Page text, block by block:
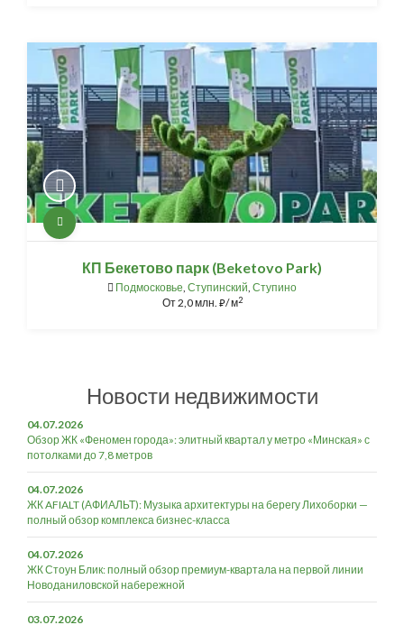
КП Бекетово парк (Beketovo Park)
Подмосковье, Ступинский, Ступино
От2,0 млн. ⃏/ м2
Новости недвижимости
04.07.2026
Обзор ЖК «Феномен города»: элитный квартал у метро «Минская» с
потолками до 7,8 метров
04.07.2026
ЖК AFIALT (АФИАЛЬТ): Музыка архитектуры на берегу Лихоборки —
полный обзор комплекса бизнес-класса
04.07.2026
ЖК Стоун Блик: полный обзор премиум-квартала на первой линии
Новоданиловской набережной
03.07.2026